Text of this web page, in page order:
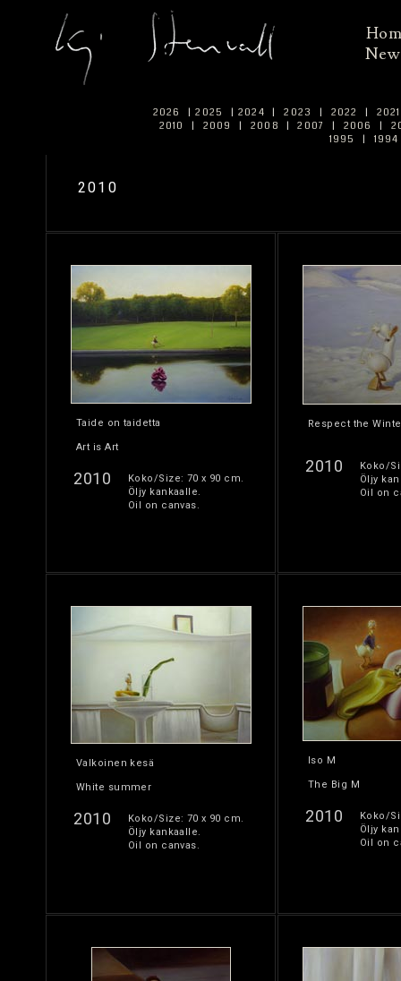
2026 | 2025 | 2024 | 2023 | 2022 |
2010
| 2009 | 2008 | 2007 | 2006 |
1995
|
2010
Taide on taidetta
Art is Art
2010
Koko/Size: 70 x 90 cm.
Öljy kankaalle.
Oil on canvas.
Respect the
2010
Koko/
Öljy
Oil on
Valkoinen kesä
White summer
2010
Koko/Size: 70 x 90 cm.
Öljy kankaalle.
Oil on canvas.
Iso M
The Big M
2010
Koko/
Öljy
Oil on